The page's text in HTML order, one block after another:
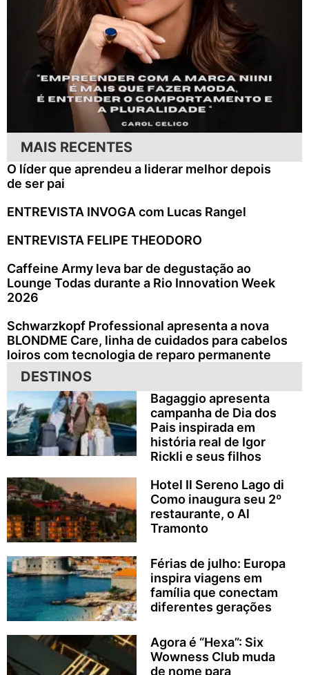
MAIS RECENTES
O líder que aprendeu a liderar melhor depois
de ser pai
ENTREVISTA INVOGA com Lucas Rangel
ENTREVISTA FELIPE THEODORO
Caffeine Army leva bar de degustação ao
Lounge Todas durante a Rio Innovation Week
2026
Schwarzkopf Professional apresenta a nova
BLONDME Care, linha de cuidados para cabelos
loiros com tecnologia de reparo permanente
DESTINOS
Bagaggio apresenta
campanha de Dia dos
Pais inspirada em
história real de Igor
Rickli e seus filhos
Hotel Il Sereno Lago di
Como inaugura seu 2º
restaurante, o Al
Tramonto
Férias de julho: Europa
inspira viagens em
família que conectam
diferentes gerações
Agora é “Hexa”: Six
Wowness Club muda
de nome para